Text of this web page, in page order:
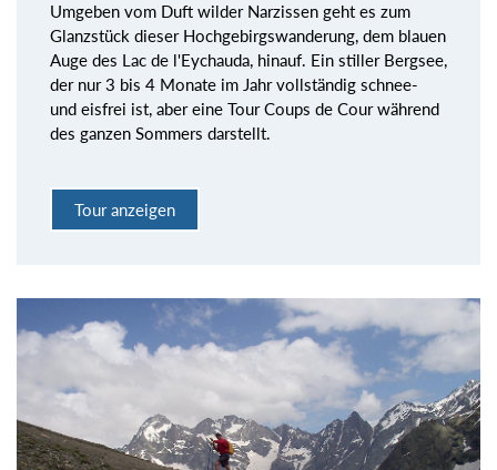
Umgeben vom Duft wilder Narzissen geht es zum
Glanzstück dieser Hochgebirgswanderung, dem blauen
Auge des Lac de l'Eychauda, hinauf. Ein stiller Bergsee,
der nur 3 bis 4 Monate im Jahr vollständig schnee-
und eisfrei ist, aber eine Tour Coups de Cour während
des ganzen Sommers darstellt.
Tour anzeigen